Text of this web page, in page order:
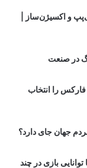
و اکسیژن‌ساز |
در صنعت
را انتخاب
جهان جای دارد؟
بازی در چند